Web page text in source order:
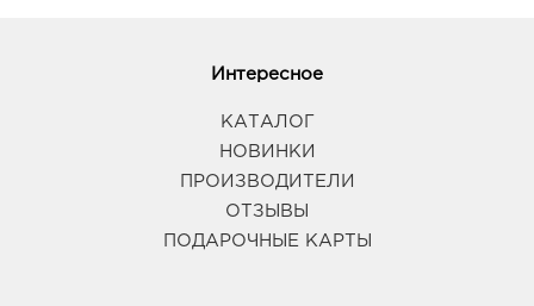
Интересное
КАТАЛОГ
НОВИНКИ
ПРОИЗВОДИТЕЛИ
ОТЗЫВЫ
ПОДАРОЧНЫЕ КАРТЫ